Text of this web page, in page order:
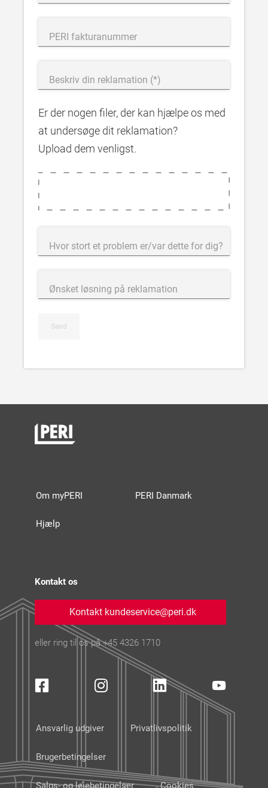
PERI fakturanummer
Beskriv din reklamation
Er der nogen filer, der kan hjælpe os med
at undersøge dit reklamation?
Upload dem venligst.
Hvor stort et problem er/var dette for dig?
Ønsket løsning på reklamation
Om myPERI PERI Danmark
Hjælp
Kontakt os
Kontakt kundeservice@peri.dk
eller ring til os på +45 4326 1710
Ansvarlig udgiver Privatlivspolitik
Brugerbetingelser
Salgs- og lejebetingelser Cookies